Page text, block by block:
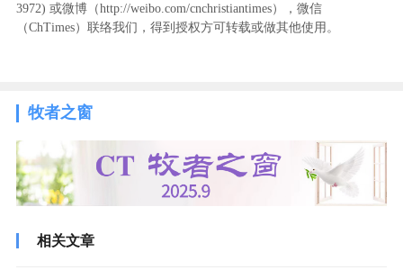
3972) ‬或微博（http://weibo.com/cnchristiantimes），微信
（ChTimes）联络我们，得到授权方可转载或做其他使用。
牧者之窗
相关文章